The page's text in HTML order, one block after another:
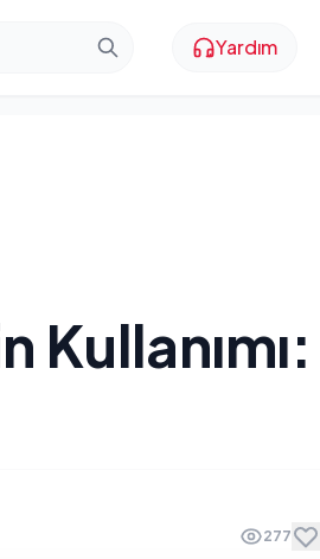
Yardım
277